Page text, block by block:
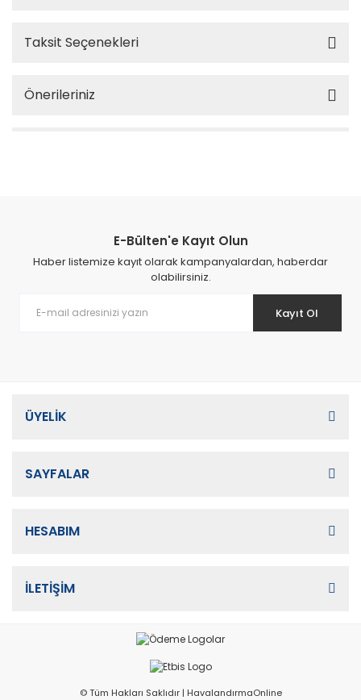
Taksit Seçenekleri
Önerileriniz
E-Bülten'e Kayıt Olun
Haber listemize kayıt olarak kampanyalardan, haberdar
olabilirsiniz.
Kayıt Ol
ÜYELİK
SAYFALAR
HESABIM
İLETİŞİM
© Tüm Hakları Saklıdır | HavalandırmaOnline